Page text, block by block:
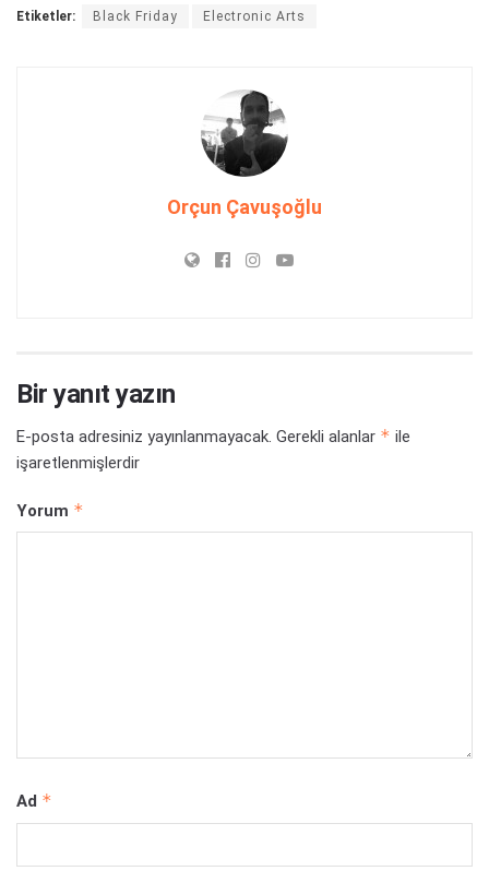
Etiketler: Black Friday Electronic Arts
Orçun Çavuşoğlu
Bir yanıt yazın
E-posta adresiniz yayınlanmayacak. Gerekli alanlar * ile
işaretlenmişlerdir
Yorum *
Ad *